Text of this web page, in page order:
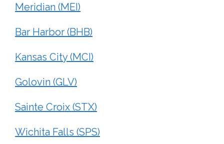
Meridian (MEI)
Bar Harbor (BHB)
Kansas City (MCI)
Golovin (GLV)
Sainte Croix (STX)
Wichita Falls (SPS)